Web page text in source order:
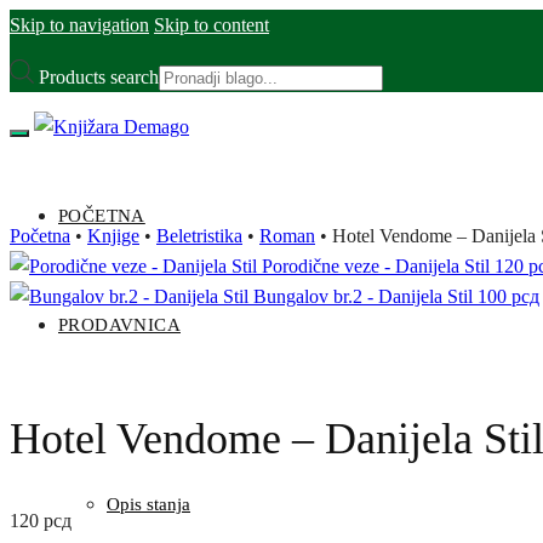
Skip to navigation Skip to content
Products search
POČETNA
PRODAVNICA
Opis stanja
Početna • Knjige • Beletristika • Roman • Hotel Vendome – Danijela
Porodične veze - Danijela Stil 120
Bungalov br.2 - Danijela Stil 100 рсд
Hotel Vendome – Danijela Stil
120 рсд